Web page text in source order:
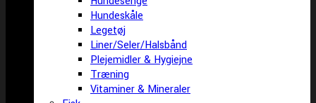
Hundeskåle
Legetøj
Liner/Seler/Halsbånd
Plejemidler & Hygiejne
Træning
Vitaminer & Mineraler